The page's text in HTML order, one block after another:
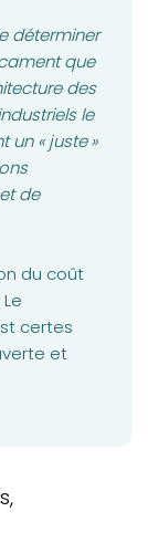
déterminer
que
des
le
un « juste »
de
du coût
certes
et